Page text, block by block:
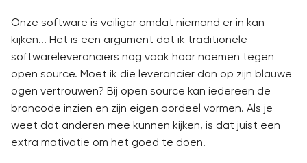
Onze software is veiliger omdat niemand er in kan
kijken... Het is een argument dat ik traditionele
softwareleveranciers nog vaak hoor noemen tegen
open source. Moet ik die leverancier dan op zijn blauwe
ogen vertrouwen? Bij open source kan iedereen de
broncode inzien en zijn eigen oordeel vormen. Als je
weet dat anderen mee kunnen kijken, is dat juist een
extra motivatie om het goed te doen.